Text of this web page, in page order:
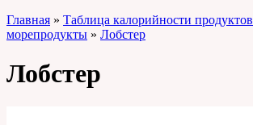
Главная » Таблица калорийности продуктов
морепродукты » Лобстер
Лобстер